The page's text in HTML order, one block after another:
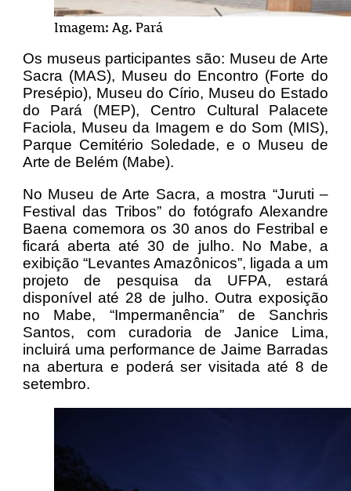
Imagem: Ag. Pará
Os museus participantes são: Museu de Arte
Sacra (MAS), Museu do Encontro (Forte do
Presépio), Museu do Círio, Museu do Estado
do Pará (MEP), Centro Cultural Palacete
Faciola, Museu da Imagem e do Som (MIS),
Parque Cemitério Soledade, e o Museu de
Arte de Belém (Mabe).
No Museu de Arte Sacra, a mostra “Juruti –
Festival das Tribos” do fotógrafo Alexandre
Baena comemora os 30 anos do Festribal e
ficará aberta até 30 de julho. No Mabe, a
exibição “Levantes Amazônicos”, ligada a um
projeto de pesquisa da UFPA, estará
disponível até 28 de julho. Outra exposição
no Mabe, “Impermanência” de Sanchris
Santos, com curadoria de Janice Lima,
incluirá uma performance de Jaime Barradas
na abertura e poderá ser visitada até 8 de
setembro.